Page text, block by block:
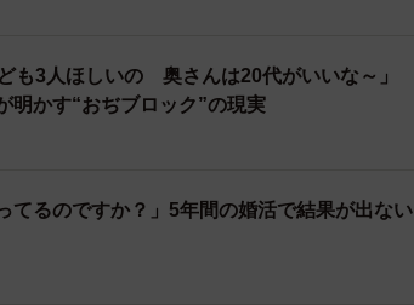
好みじゃない… ©ぼのこ
自分が送ったDMを持って来てくれたことに
、ウスイは大きなため息をつきます。そして
いう言葉でした。それでも桜木は気持ちを切
客カードには「ベーシックでシンプルな服が
スを提案しますが、「全然好みじゃないな」
も3人ほしいの 奥さんは20代がいいな～」
明かす“おぢブロック”の現実
てるのですか？」5年間の婚活で結果が出ない